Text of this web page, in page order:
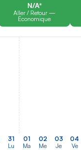
N/A*
Aller / Retour —
Économique
31
Lu
01
Ma
02
Me
03
Je
04
Ve